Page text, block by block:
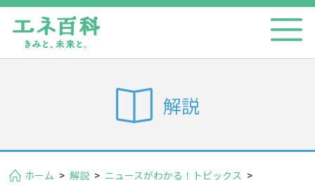
解説
ホーム > 解説 > ニュースがわかる！トピックス >